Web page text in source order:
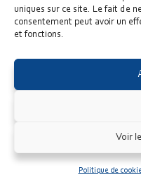
uniques sur ce site. Le fait de
consentement peut avoir un
et fonctions.
Voir
Politique de
Télécharger
dossiers
www.medecin-
confidentialité|Cookies
SOFTWARE